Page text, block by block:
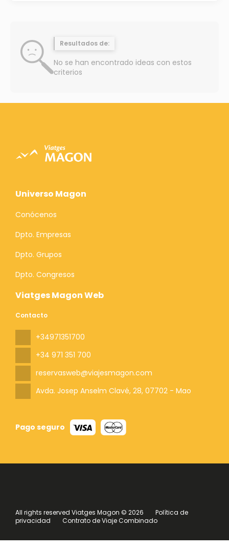
Resultados de:
No se han encontrado ideas con estos
criterios
Viatges Magon Web
Contacto
+34971351700
+34 971 351 700
reservasweb@viajesmagon.com
Avda. Josep Anselm Clavé, 28, 07702 - Mao
Pago seguro
Universo Magon
Conócenos
Dpto. Empresas
Dpto. Grupos
Dpto. Congresos
All rights reserved Viatges Magon © 2026
Política de
privacidad
Contrato de Viaje Combinado